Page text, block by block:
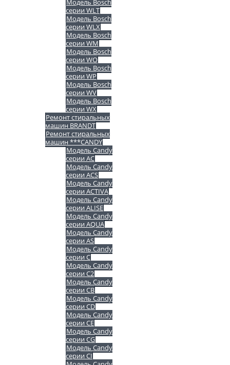
Модель Bosch
серии WLT
Модель Bosch
серии WLX
Модель Bosch
серии WM
Модель Bosch
серии WO
Модель Bosch
серии WP
Модель Bosch
серии WV
Модель Bosch
серии WX
Ремонт стиральных
машин BRANDT
Ремонт стиральных
машин ***CANDY
Модель Candy
серии AC
Модель Candy
серии ACS
Модель Candy
серии ACTIVA
Модель Candy
серии ALISE
Модель Candy
серии AQUA
Модель Candy
серии AS
Модель Candy
серии C
Модель Candy
серии C2
Модель Candy
серии CB
Модель Candy
серии CD
Модель Candy
серии CE
Модель Candy
серии CG
Модель Candy
серии CI